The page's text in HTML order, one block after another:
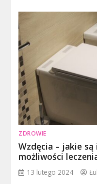
ZDROWIE
Wzdęcia – jakie
możliwości
13 lutego 2024